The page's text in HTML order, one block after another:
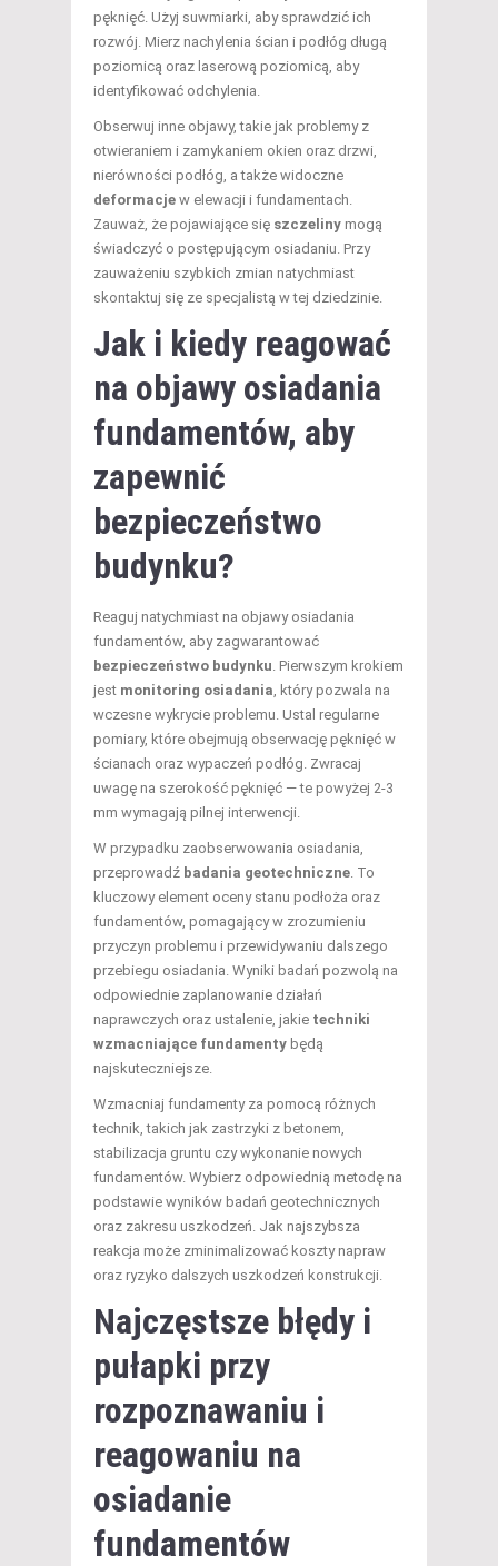
pęknięć. Użyj suwmiarki, aby sprawdzić ich
rozwój. Mierz nachylenia ścian i podłóg długą
poziomicą oraz laserową poziomicą, aby
identyfikować odchylenia.
Obserwuj inne objawy, takie jak problemy z
otwieraniem i zamykaniem okien oraz drzwi,
nierówności podłóg, a także widoczne
deformacje w elewacji i fundamentach.
Zauważ, że pojawiające się szczeliny mogą
świadczyć o postępującym osiadaniu. Przy
zauważeniu szybkich zmian natychmiast
skontaktuj się ze specjalistą w tej dziedzinie.
Jak i kiedy reagować
na objawy osiadania
fundamentów, aby
zapewnić
bezpieczeństwo
budynku?
Reaguj natychmiast na objawy osiadania
fundamentów, aby zagwarantować
bezpieczeństwo budynku . Pierwszym krokiem
jest monitoring osiadania , który pozwala na
wczesne wykrycie problemu. Ustal regularne
pomiary, które obejmują obserwację pęknięć w
ścianach oraz wypaczeń podłóg. Zwracaj
uwagę na szerokość pęknięć — te powyżej 2-3
mm wymagają pilnej interwencji.
W przypadku zaobserwowania osiadania,
przeprowadź badania geotechniczne . To
kluczowy element oceny stanu podłoża oraz
fundamentów, pomagający w zrozumieniu
przyczyn problemu i przewidywaniu dalszego
przebiegu osiadania. Wyniki badań pozwolą na
odpowiednie zaplanowanie działań
naprawczych oraz ustalenie, jakie techniki
wzmacniające fundamenty będą
najskuteczniejsze.
Wzmacniaj fundamenty za pomocą różnych
technik, takich jak zastrzyki z betonem,
stabilizacja gruntu czy wykonanie nowych
fundamentów. Wybierz odpowiednią metodę na
podstawie wyników badań geotechnicznych
oraz zakresu uszkodzeń. Jak najszybsza
reakcja może zminimalizować koszty napraw
oraz ryzyko dalszych uszkodzeń konstrukcji.
Najczęstsze błędy i
pułapki przy
rozpoznawaniu i
reagowaniu na
osiadanie
fundamentów